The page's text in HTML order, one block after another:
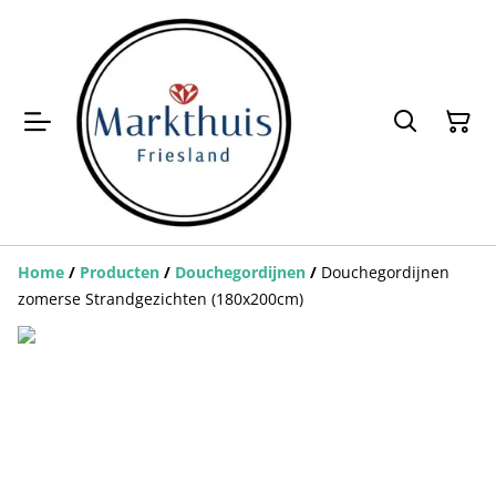
Home / Producten / Douchegordijnen / Douchegordijnen
zomerse Strandgezichten (180x200cm)